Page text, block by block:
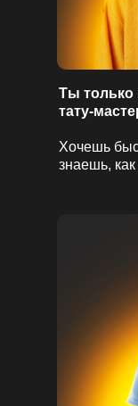
Ты только
тату-
Хочешь
знаешь,